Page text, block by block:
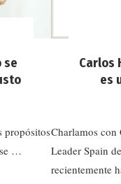
se
propósitos
…
Carlos
es
Charlamos con
Leader Spain
recientemente